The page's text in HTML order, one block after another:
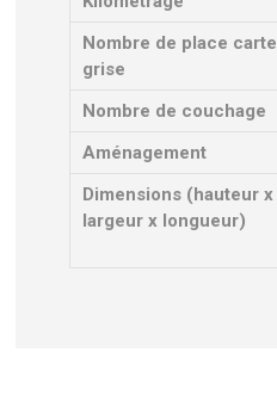
Nombre de place carte
grise
Nombre de couchage
Aménagement
Dimensions (hauteur x
largeur x longueur)